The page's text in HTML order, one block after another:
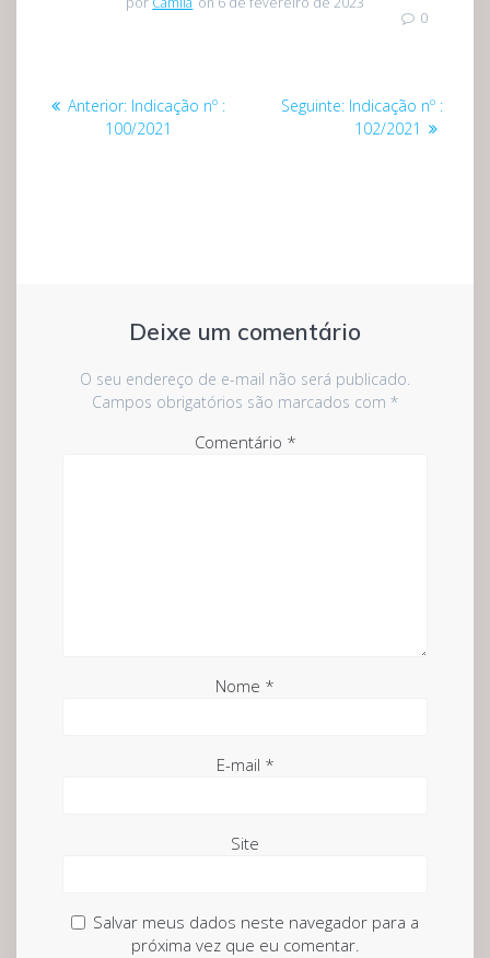
0
Navegação
Anterior: Post
anterior:
Indicação nº :
100/2021
Seguinte: Post
seguinte:
Indicação nº :
102/2021
Deixe um comentário
O seu endereço de e-mail não será publicado.
Campos obrigatórios são marcados com *
Comentário *
Nome *
E-mail *
Site
Salvar meus dados neste navegador para a
próxima vez que eu comentar.